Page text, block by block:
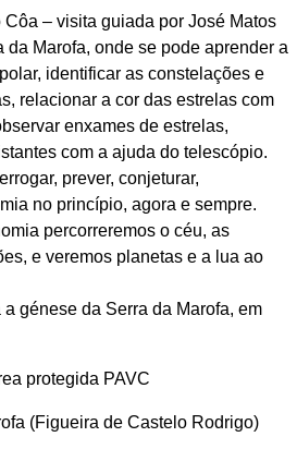
– visita guiada por José Matos
da Marofa, onde se pode aprender a
identificar as constelações e
relacionar a cor das estrelas com
enxames de estrelas,
com a ajuda do telescópio.
prever, conjeturar,
no princípio, agora e sempre.
percorreremos o céu, as
e veremos planetas e a lua ao
génese da Serra da Marofa, em
protegida PAVC
(Figueira de Castelo Rodrigo)